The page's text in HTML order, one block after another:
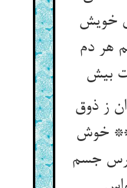
خویش
هر دم
ز ذوق
خوش
جسم